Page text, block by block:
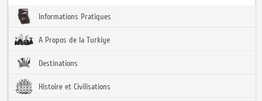
Informations Pratiques
A Propos de la Turkiye
Destinations
Histoire et Civilisations